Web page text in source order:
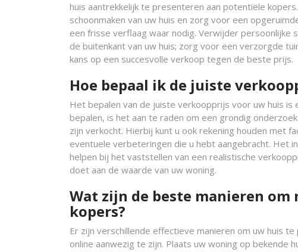
huis aantrekkelijk te presenteren aan potentiële
schoonmaken van uw huis en zorg voor een
een frisse verflaag waar nodig. Verwijder persoonlijke
de buitenkant van uw huis; zorg voor een verzorgde
kans op een succesvolle verkoop tegen de beste prijs.
Hoe bepaal ik de juiste
Het bepalen van de juiste verkoopprijs voor uw huis
bepalen, is het aan te raden om een grondig
zijn verkocht. Hierbij kunt u ook rekening houden met
eventuele verbeteringen die u hebt aangebracht. Het
helpen bij het vaststellen van een realistische
doet aan de waarde van uw woning.
Wat zijn de beste manieren
kopers?
Er zijn verschillende effectieve manieren om uw huis
online aanwezig te zijn. Plaats uw woning op bekende